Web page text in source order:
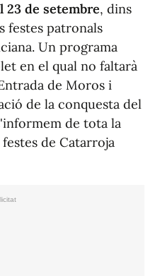
23 de setembre, dins
festes patronals
Un programa
en el qual no faltarà
de Moros i
de la conquesta del
de tota la
de Catarroja